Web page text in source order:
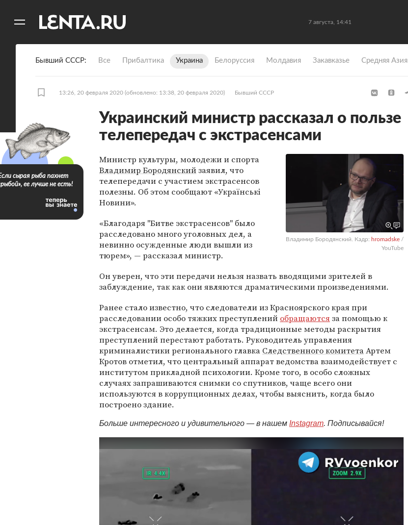
7 августа, 14:41
Бывший СССР Все Прибалтика Украина Белоруссия Молдавия Закавказье Средняя Азия
13:26, 20 февраля 2020 (обновлено: 13:38, 20 февраля 2020) Бывший СССР
Украинский министр рассказал о пользе
телепередач с экстрасенсами
Владимир Бородянский. Кадр: hromadske /
YouTube
Министр культуры, молодежи и спорта
Владимир Бородянскийзаявил, что
телепередачи с участием экстрасенсов
полезны. Об этом сообщают «Українськi
Новини».
«Благодаря "Битве экстрасенсов" было
расследовано много уголовных дел, а
невинно осужденные люди вышли из
тюрем», — рассказал министр.
Он уверен, что эти передачи нельзя назвать вводящими зрителей в
заблуждение, так как они являются драматическими произведениями.
Ранее стало известно, что следователи из Красноярского края при
расследовании особо тяжких преступлений обращаютсяза помощью к
экстрасенсам. Это делается, когда традиционные методы раскрытия
преступлений перестают работать. Руководитель управления
криминалистики регионального главка Следственного комитетаАртем
Кротов отметил, что центральный аппарат ведомства взаимодействует с
институтом прикладной психологии. Кроме того, в особо сложных
случаях запрашиваются снимки со спутников, чаще всего они
используются в коррупционных делах, чтобы выяснить, когда было
построено здание.
Больше интересного и удивительного — в нашем Instagram. Подписывайся!
сырая рыба пахнет
ее лучше не есть!